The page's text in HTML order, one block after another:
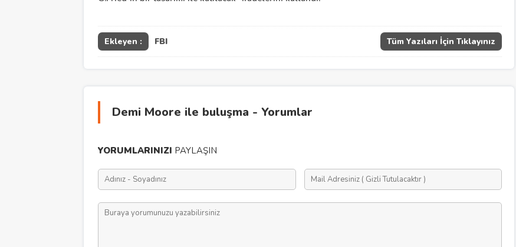
Ekleyen : FBI Tüm Yazıları İçin Tıklayınız
Demi Moore ile buluşma - Yorumlar
YORUMLARINIZI PAYLAŞIN